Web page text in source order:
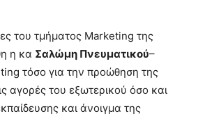
του τμήματος Marketing της
η κα Σαλώμη Πνευματικού–
τόσο για την προώθηση της
αγορές του εξωτερικού όσο και
και άνοιγμα της